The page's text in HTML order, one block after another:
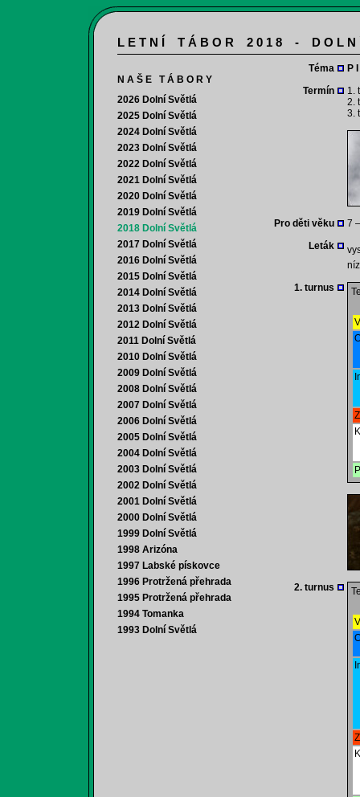
L E T N Í T Á B O R 2 0 1 8 - D O L
N A Š E T Á B O R Y
2026 Dolní Světlá
2025 Dolní Světlá
2024 Dolní Světlá
2023 Dolní Světlá
2022 Dolní Světlá
2021 Dolní Světlá
2020 Dolní Světlá
2019 Dolní Světlá
2018 Dolní Světlá
2017 Dolní Světlá
2016 Dolní Světlá
2015 Dolní Světlá
2014 Dolní Světlá
2013 Dolní Světlá
2012 Dolní Světlá
2011 Dolní Světlá
2010 Dolní Světlá
2009 Dolní Světlá
2008 Dolní Světlá
2007 Dolní Světlá
2006 Dolní Světlá
2005 Dolní Světlá
2004 Dolní Světlá
2003 Dolní Světlá
2002 Dolní Světlá
2001 Dolní Světlá
2000 Dolní Světlá
1999 Dolní Světlá
1998 Arizóna
1997 Labské pískovce
1996 Protržená přehrada
1995 Protržená přehrada
1994 Tomanka
1993 Dolní Světlá
Téma
P
Termín
1.
2.
3.
Pro děti věku
7
Leták
1. turnus
2. turnus